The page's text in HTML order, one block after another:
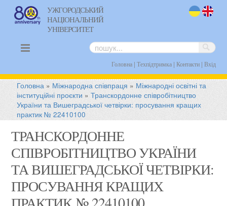
УЖГОРОДСЬКИЙ
НАЦІОНАЛЬНИЙ
УНІВЕРСИТЕТ
Головна| Техпідтримка| Контакти| Вхід
Головна » Міжнародна співпраця » Міжнародні освітні та
інституційні проєкти »Транскордонне співробітництво
України та Вишеградської четвірки: просування кращих
практик № 22410100
ТРАНСКОРДОННЕ
СПІВРОБІТНИЦТВО УКРАЇНИ
ТА ВИШЕГРАДСЬКОЇ ЧЕТВІРКИ:
ПРОСУВАННЯ КРАЩИХ